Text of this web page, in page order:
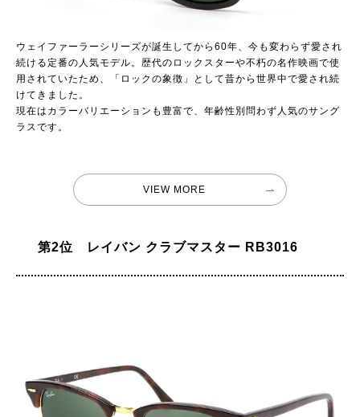
ウェイファーラーシリーズが誕生してから60年、今も変わらず愛され
続ける定番の人気モデル。歴代のロックスターや不朽の名作映画で使
用されていたため、「ロックの象徴」として昔から世界中で愛され続
けてきました。
現在はカラーバリエーションも豊富で、年齢性別問わず人気のサング
ラスです。
VIEW MORE
第2位 レイバン クラブマスター RB3016